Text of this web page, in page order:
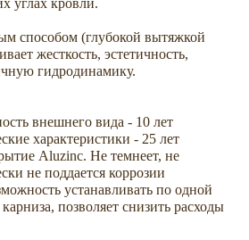
углах кровли.
способом (глубокой вытяжкой
жесткость, эстетичность,
гидродинамику.
внешнего вида - 10 лет
характеристики - 25 лет
Aluzinc. Не темнеет, не
не поддается коррозии
устанавливать по одной
позволяет снизить расходы